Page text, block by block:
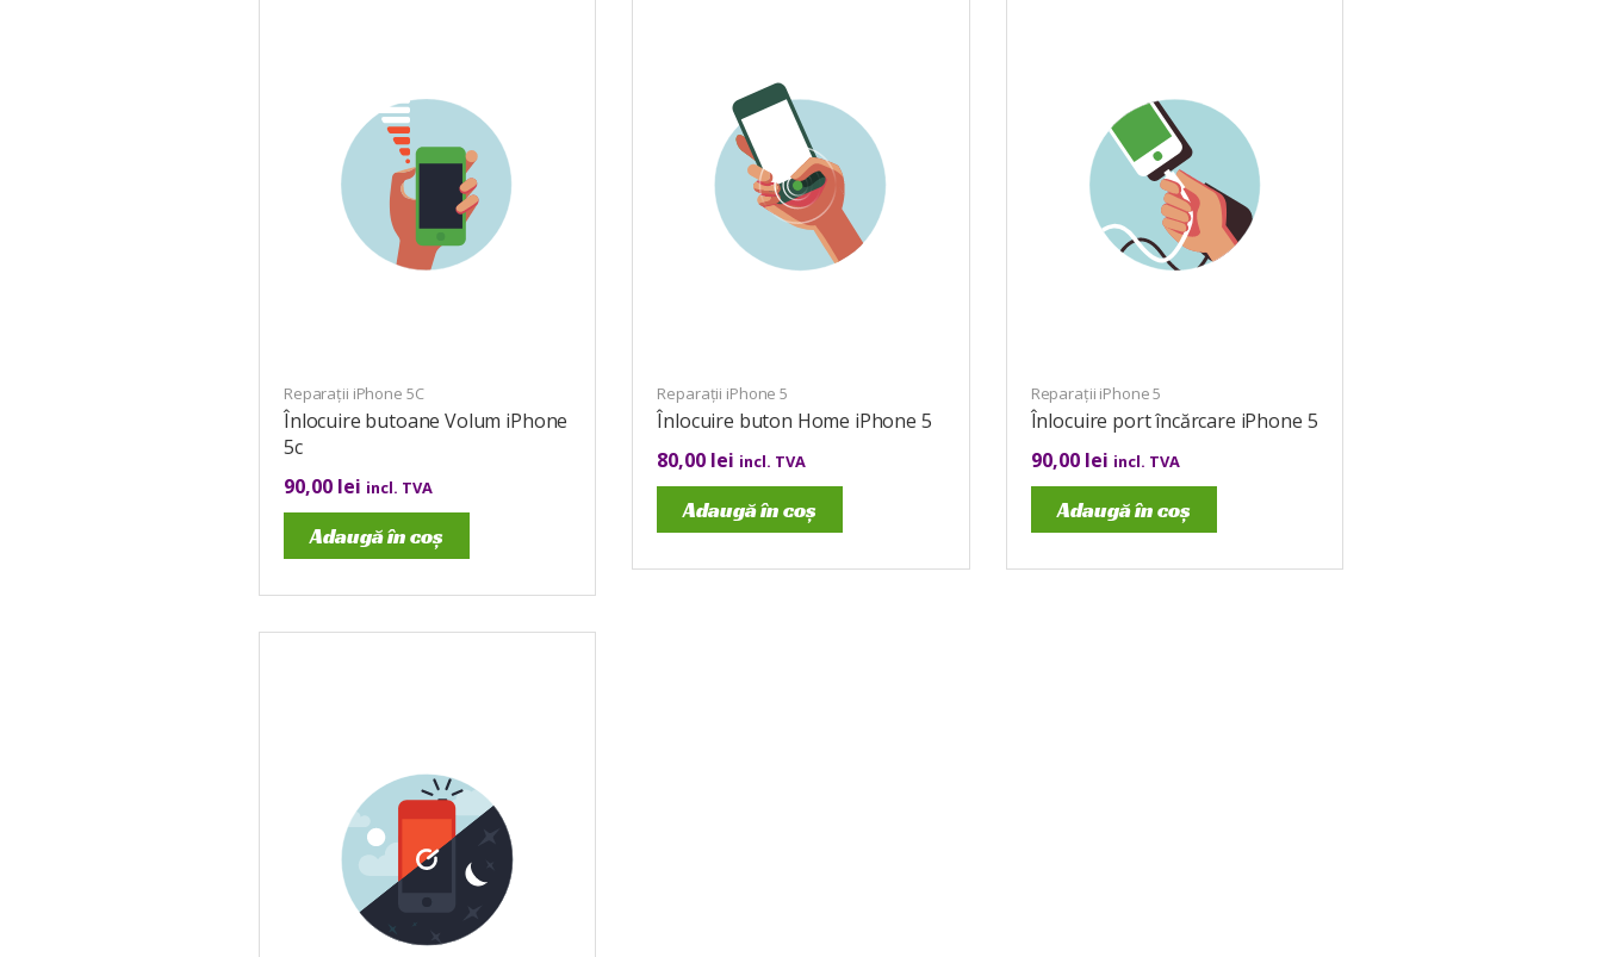
Reparații iPhone 5C
Înlocuire butoane Volum iPhone
5c
90,00 lei incl. TVA
Adaugă în coș
Reparații iPhone 5
Înlocuire buton Home iPhone 5
80,00 lei incl. TVA
Adaugă în coș
Reparații iPhone 5
Înlocuire port încărcare iPhone 5
90,00 lei incl. TVA
Adaugă în coș